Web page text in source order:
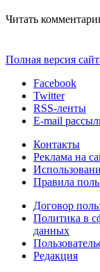
Читать
Полная версия
Facebook
Twitter
RSS-ленты
E-mail
Контакты
Реклама на
Правила
Договор
Политика в
данных
Редакция